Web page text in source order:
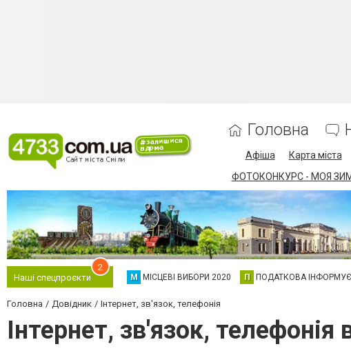
Головна
Афіша Карта міста
ФОТОКОНКУРС - МОЯ
Наші спецпроєкти
2
М МІСЦЕВІ ВИБОРИ 2020 П ПОДАТКОВА ІНФОРМУЄ
Головна Довідник Інтернет, зв'язок, телефонія
Інтернет, зв'язок, телефонія